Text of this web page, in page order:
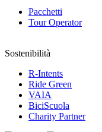
Pacchetti
Tour Operator
Sostenibilità
R-Intents
Ride Green
VAIA
BiciScuola
Charity Partner